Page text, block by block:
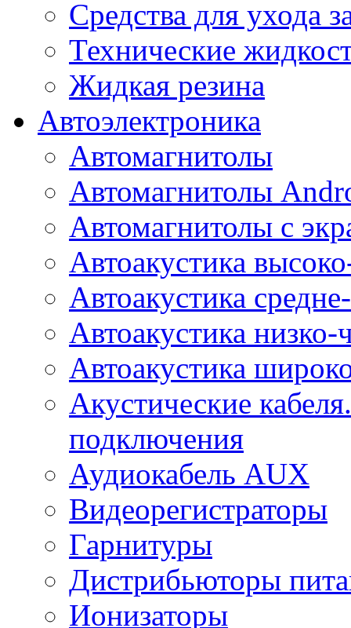
Средства для ухода
Технические
Жидкая резина
Автоэлектроника
Автомагнитолы
Автомагнитолы
Автомагнитолы с
Автоакустика
Автоакустика
Автоакустика низко-
Автоакустика
Акустические
подключения
Аудиокабель AUX
Видеорегистраторы
Гарнитуры
Дистрибьюторы
Ионизаторы